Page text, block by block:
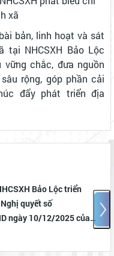
dịch xã
bản, linh hoạt và sát
NHCSXH Bảo Lộc
chắc, đưa nguồn
rộng, góp phần cải
đẩy phát triển địa
Bảo Lộc triển
quyết số
ngày 10/12/2025 của